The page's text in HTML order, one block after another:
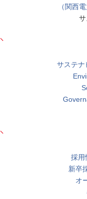
（関西
サステナ
採用
新卒
オ